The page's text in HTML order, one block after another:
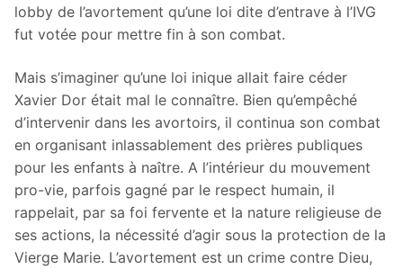
lobby de l’avortement qu’une loi dite d’entrave à l’IVG
fut votée pour mettre fin à son combat.
Mais s’imaginer qu’une loi inique allait faire céder
Xavier Dor était mal le connaître. Bien qu’empêché
d’intervenir dans les avortoirs, il continua son combat
en organisant inlassablement des prières publiques
pour les enfants à naître. A l’intérieur du mouvement
pro-vie, parfois gagné par le respect humain, il
rappelait, par sa foi fervente et la nature religieuse de
ses actions, la nécessité d’agir sous la protection de la
Vierge Marie. L’avortement est un crime contre Dieu,